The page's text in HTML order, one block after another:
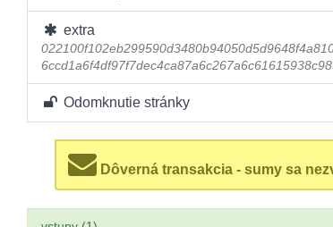
extra
Odomknutie stránky
Dôverná transakcia - sumy sa